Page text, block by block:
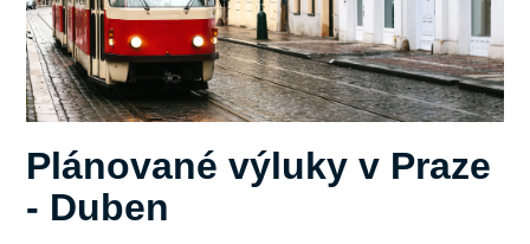
Plánované výluky v Praze
- Duben